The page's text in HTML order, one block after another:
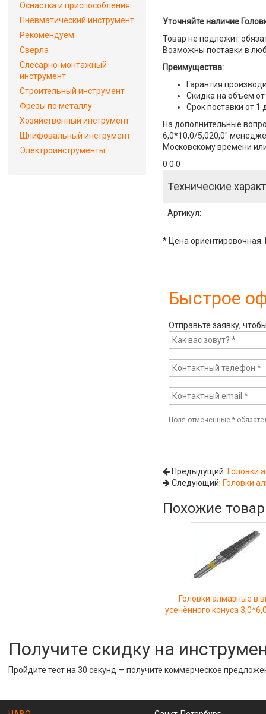
Уточняйте наличие
Товар не подлежит
Возможны поставки в
Преимущества:
Гарантия
Скидка на объем от
Срок поставки от 1
На дополнительные
6,0*10,0/5,020,0"
Московскому времени
0 0 0
Технические
Артикул:
* Цена ориентировочная.
Быстрое
Отправьте заявку,
Поля отмеченные*
Предыдущий: Головки
Следующий: Головки
Похожие
Головки алмазные в
усечённого конуса
Оснастка и приспособления
Пневматический инструмент
Рекомендуем
Сверла
Слесарно-монтажный
инструмент
Строительный инструмент
Фрезы по металлу
Хозяйственный инструмент
Шлифовальный инструмент
Электроинструменты
Получите скидку на
Пройдите тест на 30 секунд — получите коммерческое